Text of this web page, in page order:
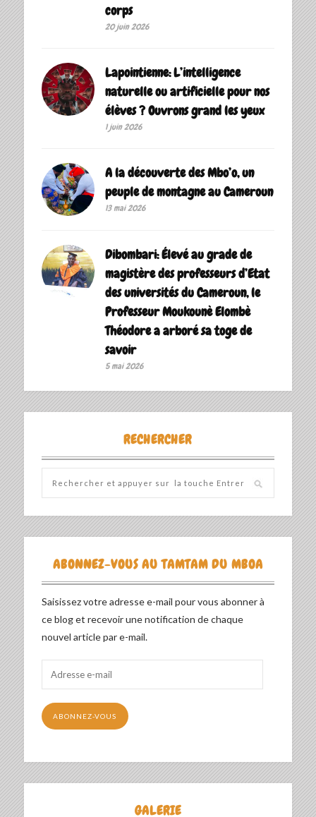
corps
20 juin 2026
Lapointienne: L’intelligence
naturelle ou artificielle pour nos
élèves ? Ouvrons grand les yeux
1 juin 2026
A la découverte des Mbo’o, un
peuple de montagne au Cameroun
13 mai 2026
Dibombari: Élevé au grade de
magistère des professeurs d’Etat
des universités du Cameroun, le
Professeur Moukounè Elombè
Théodore a arboré sa toge de
savoir ‎
5 mai 2026
RECHERCHER
ABONNEZ-VOUS AU TAMTAM DU MBOA
Saisissez votre adresse e-mail pour vous abonner à
ce blog et recevoir une notification de chaque
nouvel article par e-mail.
mail
ABONNEZ-VOUS
GALERIE